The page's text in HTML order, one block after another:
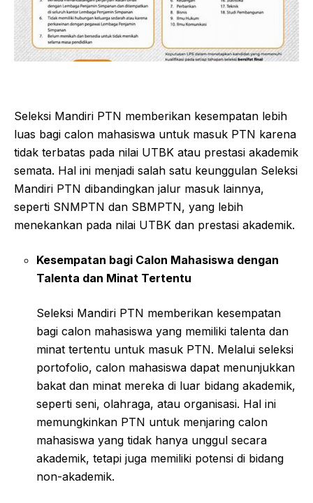
Seleksi Mandiri PTN memberikan kesempatan lebih
luas bagi calon mahasiswa untuk masuk PTN karena
tidak terbatas pada nilai UTBK atau prestasi akademik
semata. Hal ini menjadi salah satu keunggulan Seleksi
Mandiri PTN dibandingkan jalur masuk lainnya,
seperti SNMPTN dan SBMPTN, yang lebih
menekankan pada nilai UTBK dan prestasi akademik.
Kesempatan bagi Calon Mahasiswa dengan
Talenta dan Minat Tertentu
Seleksi Mandiri PTN memberikan kesempatan
bagi calon mahasiswa yang memiliki talenta dan
minat tertentu untuk masuk PTN. Melalui seleksi
portofolio, calon mahasiswa dapat menunjukkan
bakat dan minat mereka di luar bidang akademik,
seperti seni, olahraga, atau organisasi. Hal ini
memungkinkan PTN untuk menjaring calon
mahasiswa yang tidak hanya unggul secara
akademik, tetapi juga memiliki potensi di bidang
non-akademik.